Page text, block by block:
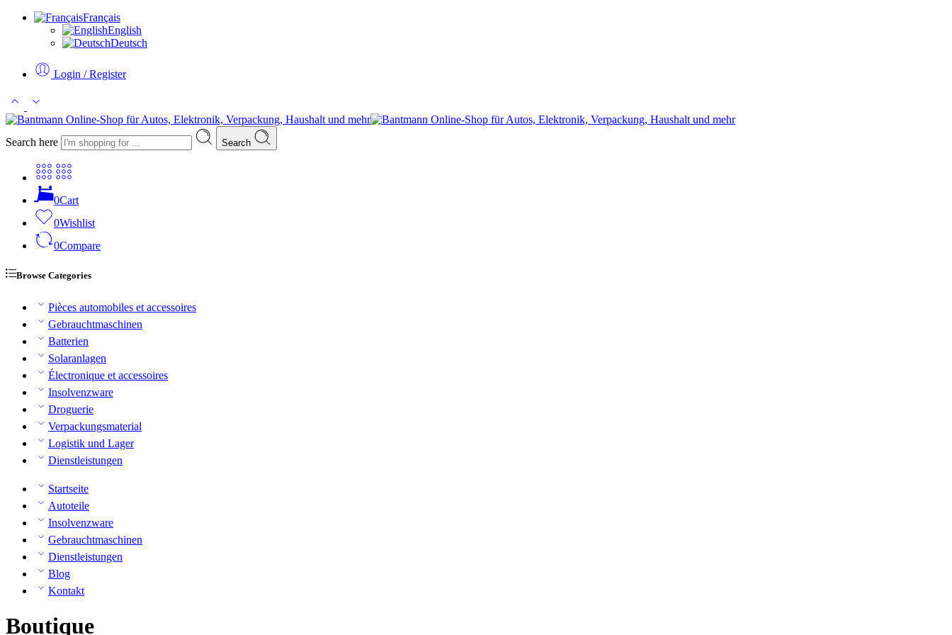
Français
English
Deutsch
Login / Register
Search here Search
0Cart
0Wishlist
0Compare
Browse Categories
Pièces automobiles et accessoires
Gebrauchtmaschinen
Batterien
Solaranlagen
Électronique et accessoires
Insolvenzware
Droguerie
Verpackungsmaterial
Logistik und Lager
Dienstleistungen
Startseite
Autoteile
Insolvenzware
Gebrauchtmaschinen
Dienstleistungen
Blog
Kontakt
Boutique